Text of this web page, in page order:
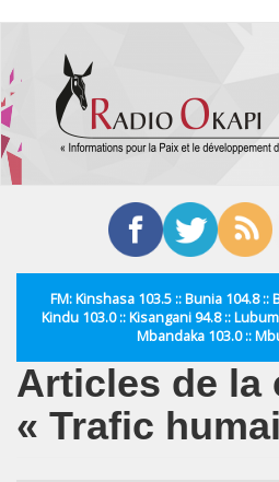
contenu
principal
FM: Kinshasa 103.5 :: Bunia 104.8 ::
Kindu 103.0 :: Kisangani 94.8 ::
Mbandaka 103.0 ::
Articles de la
« Trafic